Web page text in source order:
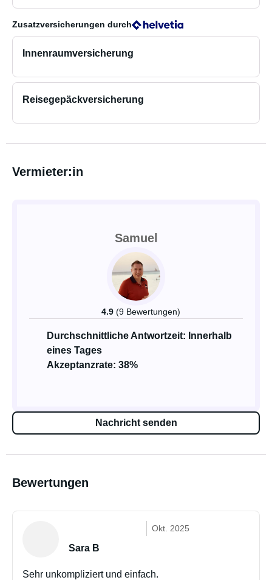
Zusatzversicherungen durch
Innenraumversicherung
Reisegepäckversicherung
Vermieter:in
Samuel
4.9 (9 Bewertungen)
Durchschnittliche Antwortzeit: Innerhalb
eines Tages
Akzeptanzrate: 38%
Nachricht senden
Bewertungen
Okt. 2025
Sara B
Sehr unkompliziert und einfach.